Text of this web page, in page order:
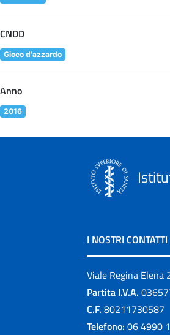
CNDD
Gioco d'azzardo
Anno
2016
I NOSTRI CONTATTI
Viale Regina Elena
Partita I.V.A.
C.F. 80211730587
Telefono: 06 4990 1